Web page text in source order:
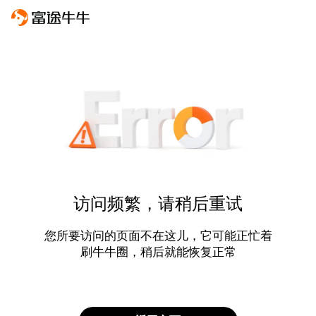
访问频繁，请稍后重试
您所要访问的页面不在这儿，它可能正忙着
刷牛牛圈，稍后就能恢复正常